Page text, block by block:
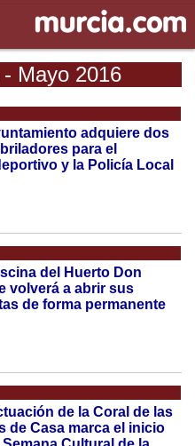
Mayo 2016
adquiere dos
para el
y la Policía Local
del Huerto Don
volverá a abrir sus
de forma permanente
de la Coral de las
de Casa marca el inicio